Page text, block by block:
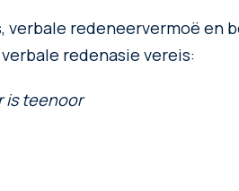
redeneervermoë en
redenasie vereis:
is teenoor